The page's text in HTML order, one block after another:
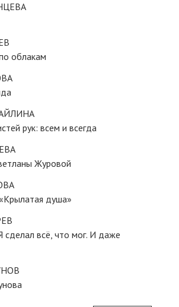
облакам
рук: всем и всегда
Журовой
душа»
сделал всё, что мог. И даже